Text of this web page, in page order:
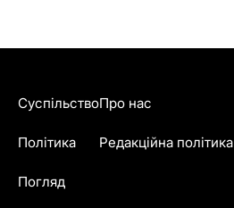
Суспільство
Політика
Погляд
Про нас
Редакційна політика